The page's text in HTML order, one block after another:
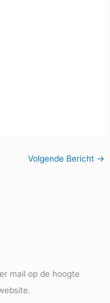
Volgende Bericht →
mail op de hoogte